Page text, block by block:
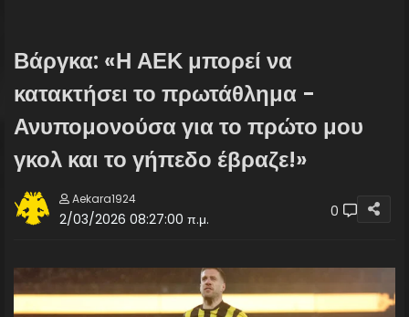
Βάργκα: «Η ΑΕΚ μπορεί να
κατακτήσει το πρωτάθλημα -
Ανυπομονούσα για το πρώτο μου
γκολ και το γήπεδο έβραζε!»
Aekara1924
2/03/2026 08:27:00 π.μ. 0